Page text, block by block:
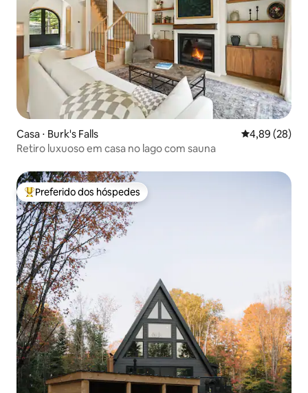
Casa ⋅ Burk's Falls 4,89 de uma
4,89 (28)
Retiro luxuoso em casa no lago com sauna
Entre os melhores preferidos dos hóspedes
Preferido dos hóspedes